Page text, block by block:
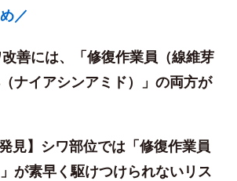
／
善には、「修復作業員（線維芽
ナイアシンアミド）」の両方が
見】シワ部位では「修復作業員
」が素早く駆けつけられないリス